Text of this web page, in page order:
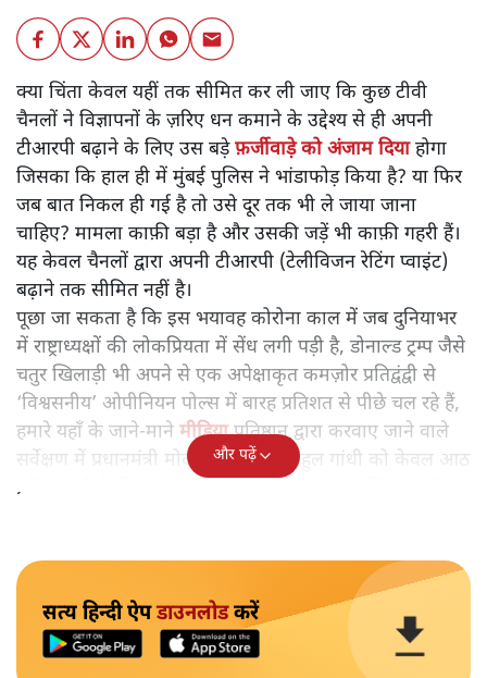
क्या चिंता केवल यहीं तक सीमित कर ली जाए कि कुछ टीवी
चैनलों ने विज्ञापनों के ज़रिए धन कमाने के उद्देश्य से ही अपनी
टीआरपी बढ़ाने के लिए उस बड़ेफ़र्जीवाड़े को अंजाम दियाहोगा
जिसका कि हाल ही में मुंबई पुलिस ने भांडाफोड़ किया है? या फिर
जब बात निकल ही गई है तो उसे दूर तक भी ले जाया जाना
चाहिए? मामला काफ़ी बड़ा है और उसकी जड़ें भी काफ़ी गहरी हैं।
यह केवल चैनलों द्वारा अपनी टीआरपी (टेलीविजन रेटिंग प्वाइंट)
बढ़ाने तक सीमित नहीं है।
पूछा जा सकता है कि इस भयावह कोरोना काल में जब दुनियाभर
में राष्ट्राध्यक्षों की लोकप्रियता में सेंध लगी पड़ी है, डोनाल्ड ट्रम्प जैसे
चतुर खिलाड़ी भी अपने से एक अपेक्षाकृत कमज़ोर प्रतिद्वंद्वी से
‘विश्वसनीय’ ओपीनियन पोल्स में बारह प्रतिशत से पीछे चल रहे हैं,
हमारे यहाँ के जाने-माने मीडियाप्रतिष्ठान द्वारा करवाए जाने वाले
सर्वेक्षण में प्रधानमंत्री मोदी को 66 और राहुल गांधी को केवल आठ
प्रतिशत लोगों की पसंद बतलाए जाने का आधार आख़िर क्या है?
और पढ़ें
सत्य हिन्दी ऐपडाउनलोडकरें